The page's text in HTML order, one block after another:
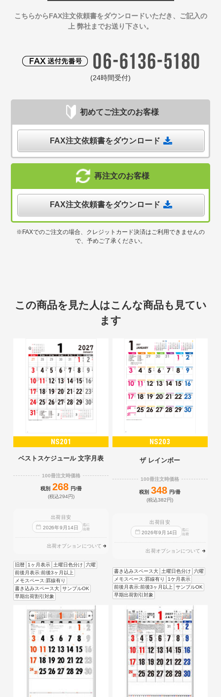
こちらからFAX注文依頼書をダウンロードいただき、ご記入の
上 弊社までお送り下さい。
(24時間受付)
初めてご注文のお客様
FAX注文依頼書をダウンロード
再注文のお客様
FAX注文依頼書をダウンロード
※FAXでのご注文の場合、クレジットカード決済はご利用できませんの
で、予めご了承ください。
この商品を見た人はこんな商品も見てい
ます
NS201
ベストスケジュール 文字月表
100冊注文時価格
税別 268 円/冊
(税込294円)
出荷目安
2026年9 月 14日
迄に
出荷
出荷オプションについて
旧暦 1ヶ月表示 土曜日色分け
六曜
前後月表示:前後3ヶ月以上
メモスペース:罫線有り
書き込みスペース大 サンプルOK
早期出荷割引対象
NS203
ザ レインボー
100冊注文時価格
税別 348 円/冊
(税込382円)
出荷目安
2026年9 月 14日
迄に
出荷
出荷オプションについて
書き込みスペース大 土曜日色分け
六曜
メモスペース:罫線有り
1ケ月表示
前後月表示:前後3ヶ月以上
サンプルOK
早期出荷割引対象